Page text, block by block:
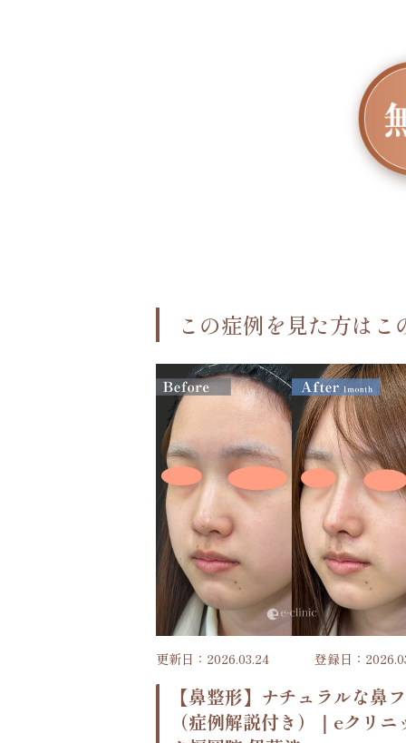
この症例を見た方は
更新日：2026.03.24 登録日：
【鼻整形】ナチュラルな鼻
（症例解説付き）｜eクリニ